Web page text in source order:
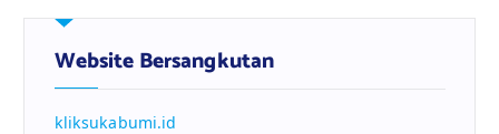
Website Bersangkutan
kliksukabumi.id